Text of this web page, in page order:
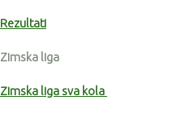
Rezultati
Zimska liga
Zimska liga sva kola